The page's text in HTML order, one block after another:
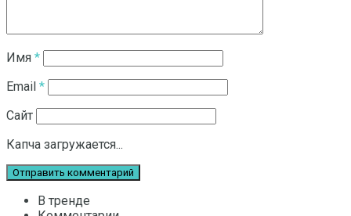
Имя *
Email *
Сайт
Капча загружается...
В тренде